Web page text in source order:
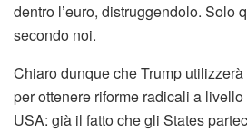
dentro l’euro, distruggendolo. Solo
secondo noi.
Chiaro dunque che Trump
per ottenere riforme radicali a
USA: già il fatto che gli States